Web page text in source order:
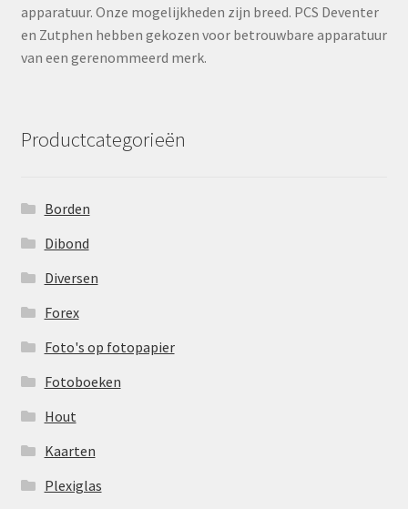
apparatuur. Onze mogelijkheden zijn breed. PCS Deventer
en Zutphen hebben gekozen voor betrouwbare apparatuur
van een gerenommeerd merk.
Productcategorieën
Borden
Dibond
Diversen
Forex
Foto's op fotopapier
Fotoboeken
Hout
Kaarten
Plexiglas